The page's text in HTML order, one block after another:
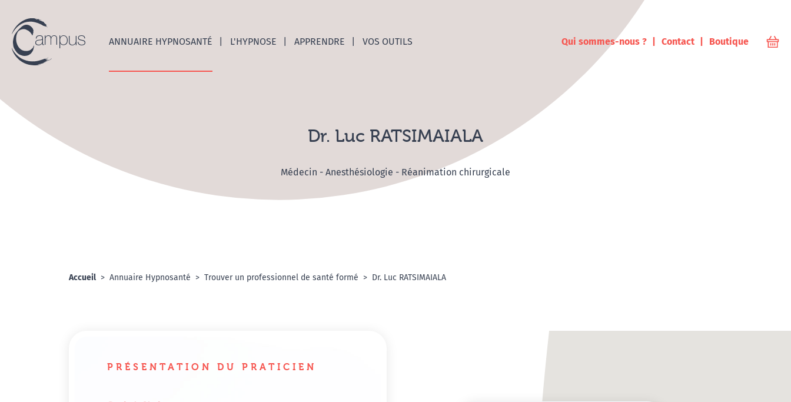
Emergences Campus
ANNUAIRE HYPNOSANTÉ L'HYPNOSE APPRENDRE VOS OUTILS Qui sommes-nous ? Contact Boutique
Dr. Luc RATSIMAIALA
Médecin - Anesthésiologie - Réanimation chirurgicale
Accueil Annuaire Hypnosanté Trouver un professionnel de santé formé Dr. Luc RATSIMAIALA
PRÉSENTATION DU PRATICIEN